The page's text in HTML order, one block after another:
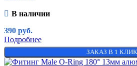
В наличии
390 руб.
Подробнее
ЗАКАЗ В 1 КЛИК